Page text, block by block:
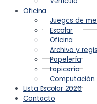
Oficina
Juegos de
Escolar
Oficina
Archivo y
Papelería
Lapicería
Computación
Lista Escolar 2026
Contacto